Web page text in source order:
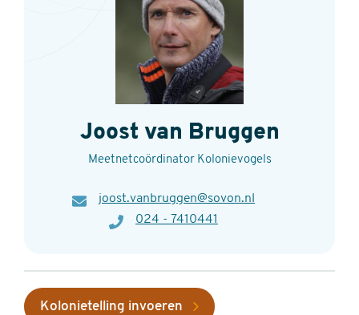
Joost van Bruggen
Meetnetcoördinator Kolonievogels
E-
joost.vanbruggen@sovon.nl
Telefoon024 - 7410441
Kolonietelling invoeren